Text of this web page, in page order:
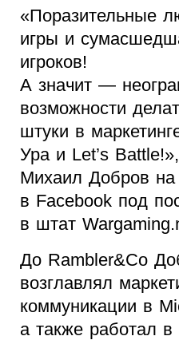
«Поразительные
игры и
игроков!
А значит —
возможности
штуки в
Ура и Let’s
Михаил Добров на
в Facebook под
в штат
До Rambler&Co
возглавлял
коммуникации в
а также работал в